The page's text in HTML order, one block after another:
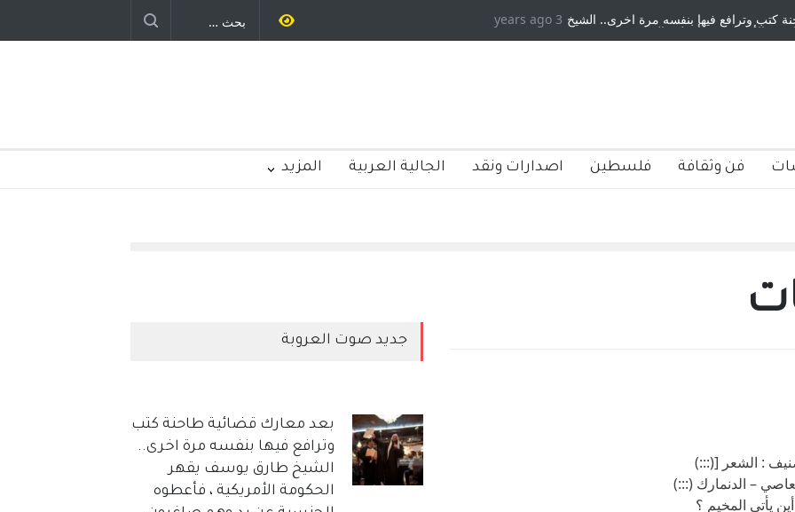
دكريات بغداد ٍ: عاشها وكتبها :وليد رباح – نيوجرسي – الولايات المتحدة
الامريكية
فيها بنفسه مرة اخرى.. الشيخ
، فأعطوه الجنسية عن يد وهم
صاغرون،
3 years ago
فن وثقافة فلسطين اصدارات ونقد الجالية العربية المزيد
: الشعر [(:::)
– الدنمارك (:::)
يأتي المخيم ؟
جديد صوت العروبة
بعد معارك قضائية طاحنة كتب
وترافع فيها بنفسه مرة اخرى..
الشيخ طارق يوسف يقهر
الحكومة الأمريكية ، فأعطوه